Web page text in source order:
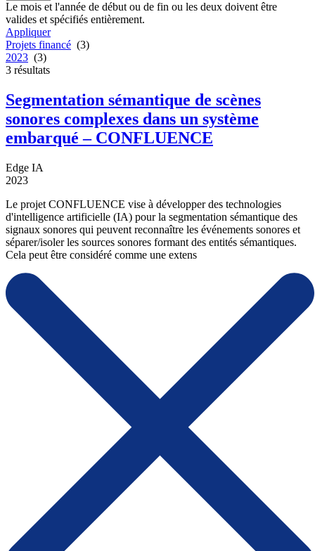
Le mois et l'année de début ou de fin ou les deux doivent être
valides et spécifiés entièrement.
Appliquer
Projets financé (3)
2023 (3)
3 résultats
Segmentation sémantique de scènes
sonores complexes dans un système
embarqué – CONFLUENCE
Edge IA
2023
Le projet CONFLUENCE vise à développer des technologies
d'intelligence artificielle (IA) pour la segmentation sémantique des
signaux sonores qui peuvent reconnaître les événements sonores et
séparer/isoler les sources sonores formant des entités sémantiques.
Cela peut être considéré comme une extens